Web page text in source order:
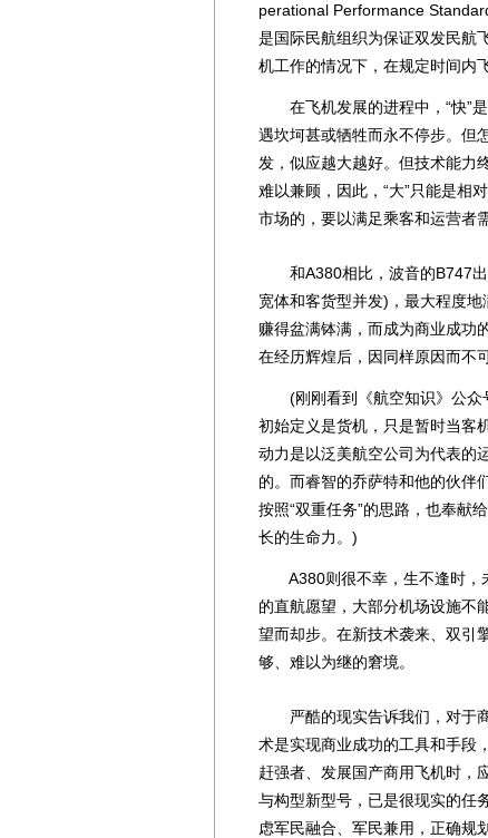
perational Performance
是国际民航组织为保证双发民航
机工作的情况下，在规定时间内
在飞机发展的进程中，“快”是
遇坎坷甚或牺牲而永不停步。但
发，似应越大越好。但技术能力
难以兼顾，因此，“大”只能是相
市场的，要以满足乘客和运营者
和A380相比，波音的B747出
宽体和客货型并发)，最大程度
赚得盆满钵满，而成为商业成功
在经历辉煌后，因同样原因而不
(刚刚看到《航空知识》公众
初始定义是货机，只是暂时当客
动力是以泛美航空公司为代表的
的。而睿智的乔萨特和他的伙伴
按照“双重任务”的思路，也奉献
长的生命力。)
A380则很不幸，生不逢时，
的直航愿望，大部分机场设施不
望而却步。在新技术袭来、双引
够、难以为继的窘境。
严酷的现实告诉我们，对于商
术是实现商业成功的工具和手段
赶强者、发展国产商用飞机时，
与构型新型号，已是很现实的任
虑军民融合、军民兼用，正确规